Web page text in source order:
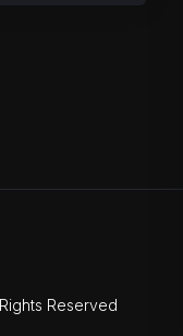
Reserved.